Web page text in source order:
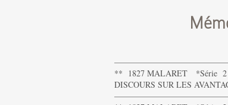
** 1827 MALARET
DISCOURS SUR LES